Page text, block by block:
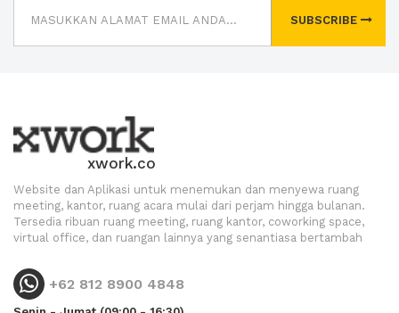
SUBSCRIBE
xwork.co
Website dan Aplikasi untuk menemukan dan menyewa ruang
meeting, kantor, ruang acara mulai dari perjam hingga bulanan.
Tersedia ribuan ruang meeting, ruang kantor, coworking space,
virtual office, dan ruangan lainnya yang senantiasa bertambah
+62 812 8900 4848